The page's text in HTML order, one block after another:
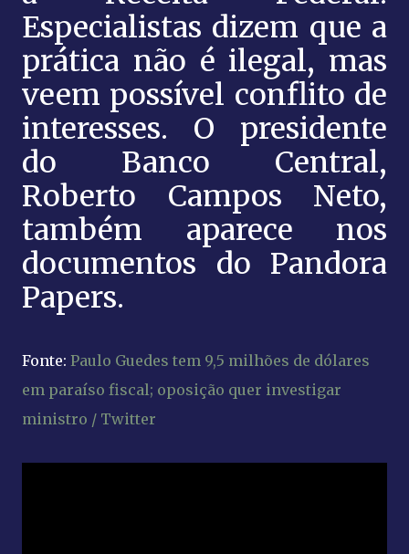
Especialistas dizem que a
prática não é ilegal, mas
veem possível conflito de
interesses. O presidente
do Banco Central,
Roberto Campos Neto,
também aparece nos
documentos do Pandora
Papers.
Fonte: Paulo Guedes tem 9,5 milhões de dólares
em paraíso fiscal; oposição quer investigar
ministro / Twitter